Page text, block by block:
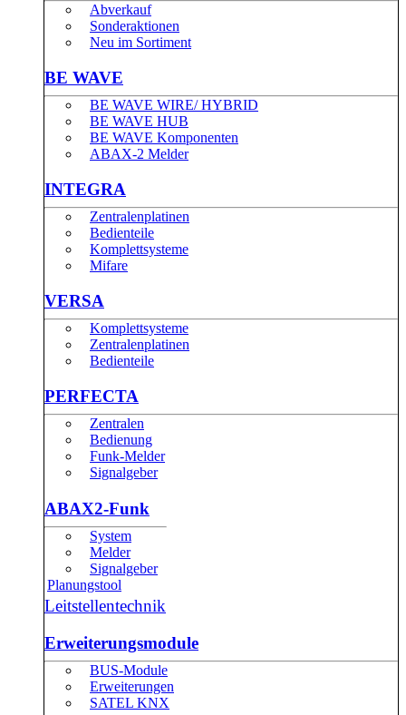
Abverkauf
Sonderaktionen
Neu im Sortiment
BE WAVE
BE WAVE WIRE/ HYBRID
BE WAVE HUB
BE WAVE Komponenten
ABAX-2 Melder
INTEGRA
Zentralenplatinen
Bedienteile
Komplettsysteme
Mifare
VERSA
Komplettsysteme
Zentralenplatinen
Bedienteile
PERFECTA
Zentralen
Bedienung
Funk-Melder
Signalgeber
ABAX2-Funk
System
Melder
Signalgeber
Planungstool
Leitstellentechnik
Erweiterungsmodule
BUS-Module
Erweiterungen
SATEL KNX